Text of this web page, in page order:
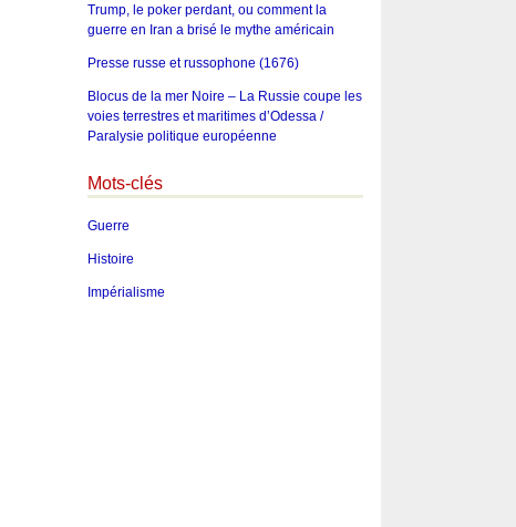
Trump, le poker perdant, ou comment la
guerre en Iran a brisé le mythe américain
Presse russe et russophone (1676)
Blocus de la mer Noire – La Russie coupe les
voies terrestres et maritimes d’Odessa /
Paralysie politique européenne
Mots-clés
Guerre
Histoire
Impérialisme